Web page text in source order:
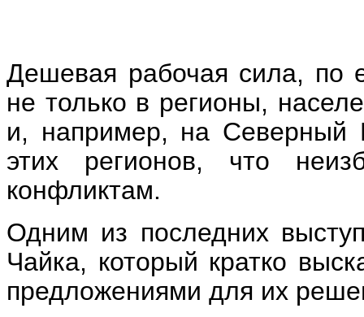
Дешевая рабочая сила, по
не только в регионы,
и, например, на Северный
этих регионов, что
конфликтам.
Одним из последних
Чайка, который кратко
предложениями для их